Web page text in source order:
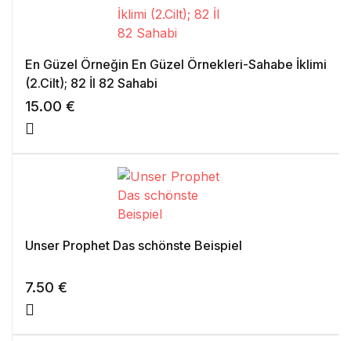
En Güzel Örneğin En Güzel Örnekleri-Sahabe İklimi
(2.Cilt); 82 İl 82 Sahabi
15.00 €
Unser Prophet Das schönste Beispiel
7.50 €